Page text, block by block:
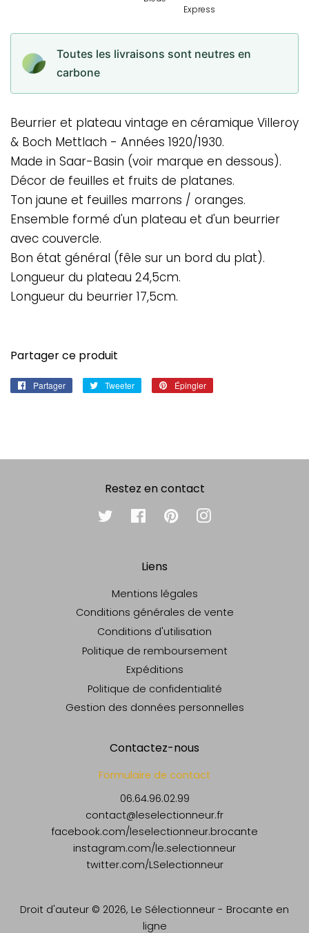
Toutes les livraisons sont neutres en
carbone
Beurrier et plateau vintage en céramique Villeroy
& Boch Mettlach - Années 1920/1930.
Made in Saar-Basin (voir marque en dessous).
Décor de feuilles et fruits de platanes.
Ton jaune et feuilles marrons / oranges.
Ensemble formé d'un plateau et d'un beurrier
avec couvercle.
Bon état général (fêle sur un bord du plat).
Longueur du plateau 24,5cm.
Longueur du beurrier 17,5cm.
Partager ce produit
Partager
Partager Tweeter
Tweeter
Épingler
Restez en contact
Twitter FacebookPinterest
Liens
Mentions légales
Conditions générales de vente
Conditions d'utilisation
Politique de remboursement
Expéditions
Politique de confidentialité
Gestion des données personnelles
Contactez-nous
Formulaire de contact
06.64.96.02.99
contact@leselectionneur.fr
facebook.com/leselectionneur.brocante
instagram.com/le.selectionneur
twitter.com/LSelectionneur
Droit d'auteur © 2026, Le Sélectionneur - Brocante en
ligne